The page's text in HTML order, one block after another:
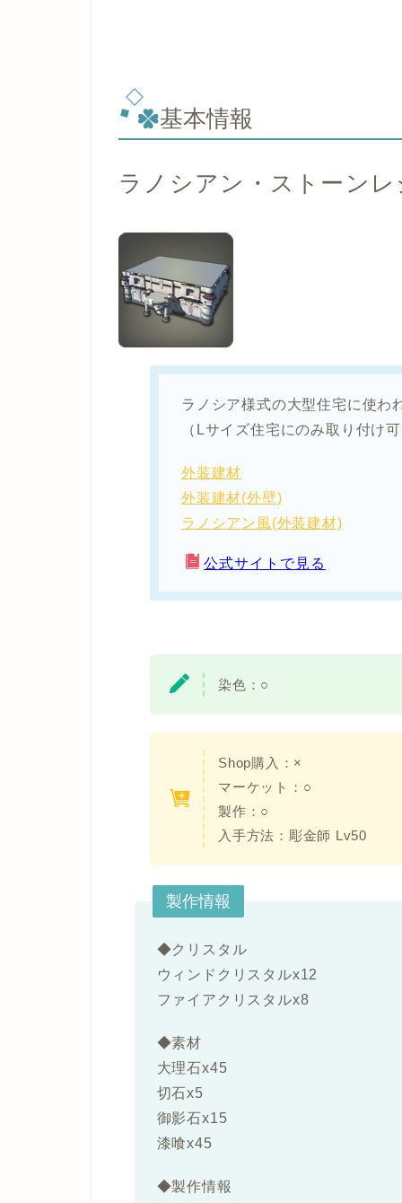
基本情報
ラノシアン・ストーン
ラノシア様式の大型住宅に使わ
（Lサイズ住宅にのみ取り付け
外装建材
外装建材(外壁)
ラノシアン風(外装建材)
公式サイトで見る
染色： ○
Shop購入：×
マーケット：○
製作：○
入手方法： 彫金師 Lv50
製作情報
◆クリスタル
ウィンドクリスタルx12
ファイアクリスタルx8
◆素材
大理石x45
切石x5
御影石x15
漆喰x45
◆製作情報